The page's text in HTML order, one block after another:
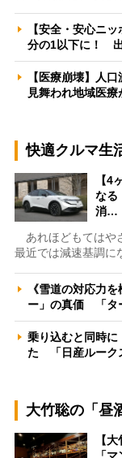
【安全・安心ニ
分の1以下に！
【医療崩壊】人
見舞われ地域医
快適クルマ生
【4
なる
消…
あれほどもてはや
最近では減速基調に
《雪道の対応力
ー」の真価 「タ
乗り込むと同時に
た 「日産ルーク
大竹聡の「昼
【
「